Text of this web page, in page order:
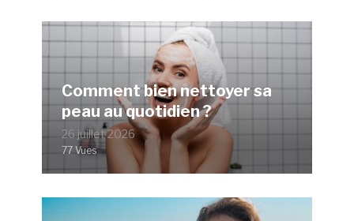
Comment bien nettoyer sa
peau au quotidien ?
26 juillet 2026
77 Vues